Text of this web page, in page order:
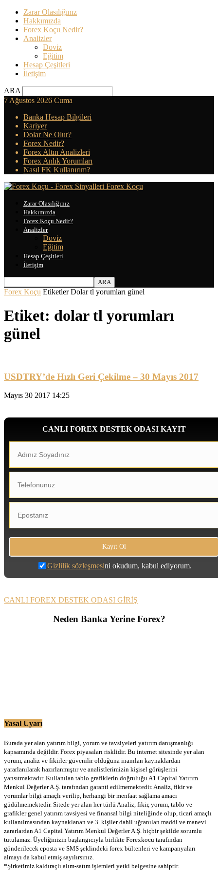
Zarar Olasılığınız
Hakkımızda
Forex Koçu Nedir?
Analizler
Doviz
Eğitim
Hesap Çeşitleri
İletişim
ARA
7 Ağustos 2026 Cuma
Banka Hesap Bilgileri
Kariyer
Dolar Ne Olur?
Forex Nedir?
Forex Altın Analizleri
Forex Anlık Yorumları
Nasıl FK Kullanırım?
Forex Koçu
Zarar Olasılığınız
Hakkımızda
Forex Koçu Nedir?
Analizler
Doviz
Eğitim
Hesap Çeşitleri
İletişim
Forex Koçu Etiketler Dolar tl yorumları günel
Etiket: dolar tl yorumları
günel
USDTRY’de Hızlı Geri Çekilme – 30 Mayıs 2017
Mayıs 30 2017 14:25
CANLI FOREX DESTEK ODASI KAYIT
Gizlilik sözleşmesini okudum, kabul ediyorum.
CANLI FOREX DESTEK ODASI GİRİŞ
Neden Banka Yerine Forex?
Yasal Uyarı
Burada yer alan yatırım bilgi, yorum ve tavsiyeleri yatırım danışmanlığı
kapsamında değildir. Forex piyasaları risklidir. Bu internet sitesinde yer alan
yorum, analiz ve fikirler güvenilir olduğuna inanılan kaynaklardan
yararlanılarak hazırlanmıştır ve analistlerimizin kişisel görüşlerini
yansıtmaktadır. Kullanılan tablo grafiklerin doğruluğu A1 Capital Yatırım
Menkul Değerler A.Ş. tarafından garanti edilmemektedir. Analiz, fikir ve
yorumlar bilgi amaçlı verilip, herhangi bir menfaat sağlama amacı
güdülmemektedir. Sitede yer alan her türlü Analiz, fikir, yorum, tablo ve
grafikler genel yatırım tavsiyesi ve finansal bilgi niteliğinde olup, ticari amaçlı
kullanılmasından kaynaklanan ve 3. kişiler dahil uğranılan maddi ve manevi
zararlardan A1 Capital Yatırım Menkul Değerler A.Ş. hiçbir şekilde sorumlu
tutulamaz. Üyeliğinizin başlangıcıyla birlikte Forexkocu tarafından
gönderilecek eposta ve SMS şeklindeki forex bültenleri ve kampanyaları
almayı da kabul etmiş sayılırsınız.
*Şirketimiz kaldıraçlı alım-satım işlemleri yetki belgesine sahiptir.